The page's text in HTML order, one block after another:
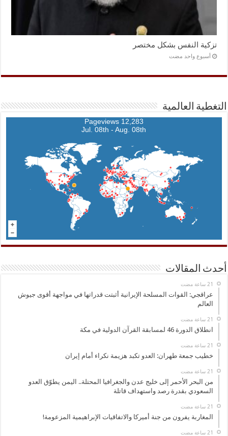
تزكية النفس بشكل مختصر
‏أسبوع واحد مضت
التغطية العالمية
12,283 Pageviews
Jul. 08th - Aug. 08th
أحدث المقالات
عراقجي: القوات المسلحة الإيرانية أثبتت قدراتها في مواجهة أقوى جيوش
العالم
انطلاق الدورة 46 لمسابقة القرآن الدولية في مكة
خطيب جمعة طهران: العدو تكبد هزيمة نكراء أمام إيران
من البحر الأحمر إلى خليج عدن والجغرافيا المحتلة.. اليمن يطوّق العدو
السعودي بقدرة رصد واستهداف قاتلة
المغاربة يفرون من جنة أميركا والاتفاقيات الإبراهيمية المزعومة!